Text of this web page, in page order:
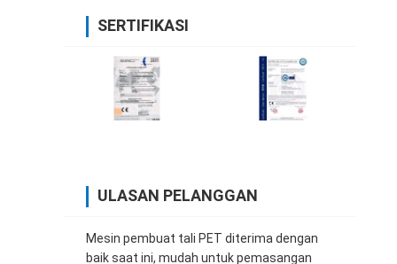
SERTIFIKASI
ULASAN PELANGGAN
Mesin pembuat tali PET diterima dengan
baik saat ini, mudah untuk pemasangan